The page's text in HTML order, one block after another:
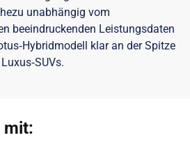
unabhängig vom
beeindruckenden Leistungsdaten
klar an der Spitze
mit: